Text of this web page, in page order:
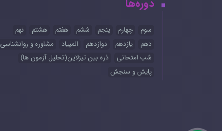
دوره‌ها
سوم چهارم پنجم ششم هفتم هشتم
نهم
دهم
یازدهم دوازدهم المپیاد
مشاوره و روانشناسی
شب امتحانی
ذره بین تیزلاین(تحلیل آزمون ها)
پایش و سنجش